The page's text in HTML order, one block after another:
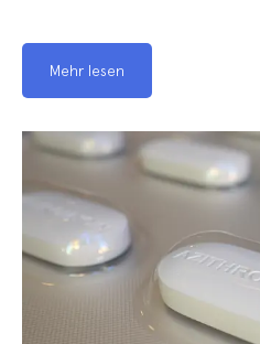
Mehr lesen